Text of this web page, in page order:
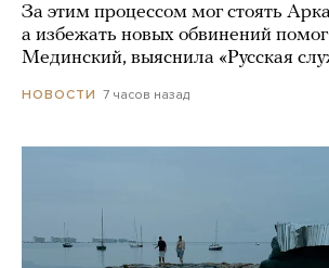
За этим процессом мог стоять
а избежать новых обвинений
Мединский, выяснила «Русская
НОВОСТИ 7 часов назад